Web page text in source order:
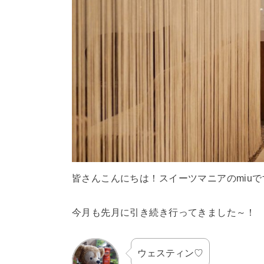
皆さんこんにちは！スイーツマニアのmiuで
今月も先月に引き続き行ってきました～！
ウェスティン♡